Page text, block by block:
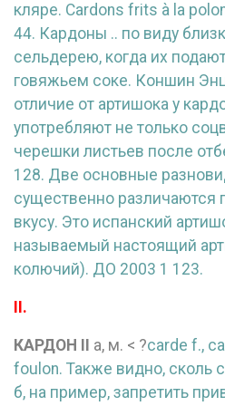
кляре. Cardons frits à la
44. Кардоны .. по виду
сельдерею, когда их
говяжьем соке. Коншин
отличие от артишока у
употребляют не только
черешки листьев после
128. Две основные
существенно различаются
вкусу. Это испанский
называемый настоящий
колючий). ДО 2003 1 123.
II.
КАРДОН а, м. < ?carde f.,
foulon. Также видно, сколь
б, на пример, запретить